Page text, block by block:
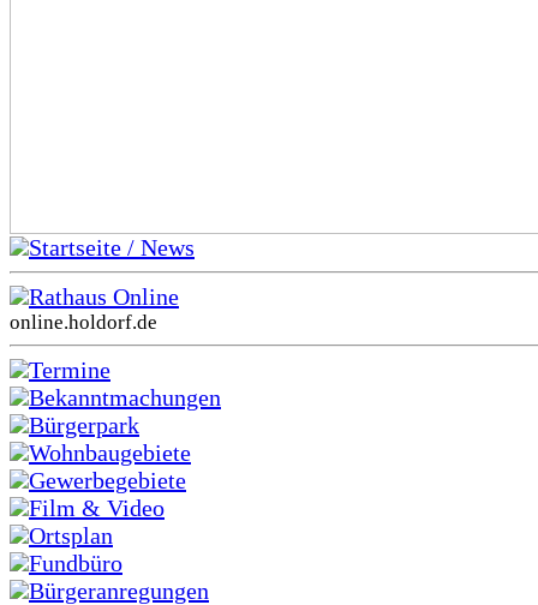
Startseite / News
Rathaus Online
online.holdorf.de
Termine
Bekanntmachungen
Bürgerpark
Wohnbaugebiete
Gewerbegebiete
Film & Video
Ortsplan
Fundbüro
Bürgeranregungen